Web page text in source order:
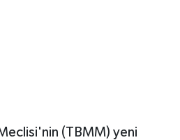
(TBMM) yeni